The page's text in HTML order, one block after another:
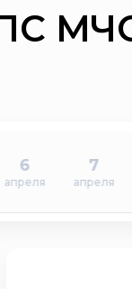
6
апреля
7
апреля